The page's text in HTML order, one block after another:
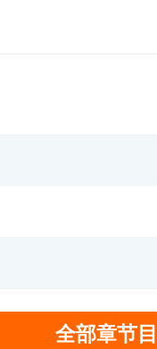
全部章节